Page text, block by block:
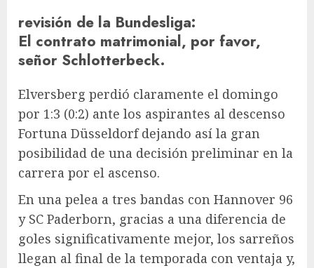
revisión de la Bundesliga:
El contrato matrimonial, por favor,
señor Schlotterbeck.
Elversberg perdió claramente el domingo
por 1:3 (0:2) ante los aspirantes al descenso
Fortuna Düsseldorfdejando así la gran
posibilidad de una decisión preliminar en la
carrera por el ascenso.
En una pelea a tres bandas con Hannover 96
y SC Paderborn, gracias a una diferencia de
goles significativamente mejor, los sarreños
llegan al final de la temporada con ventaja y,